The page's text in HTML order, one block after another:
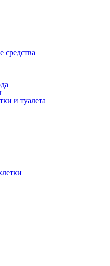
средства
и туалета